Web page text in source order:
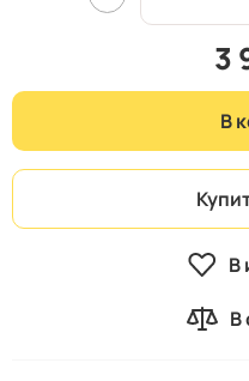
3
В
В
В